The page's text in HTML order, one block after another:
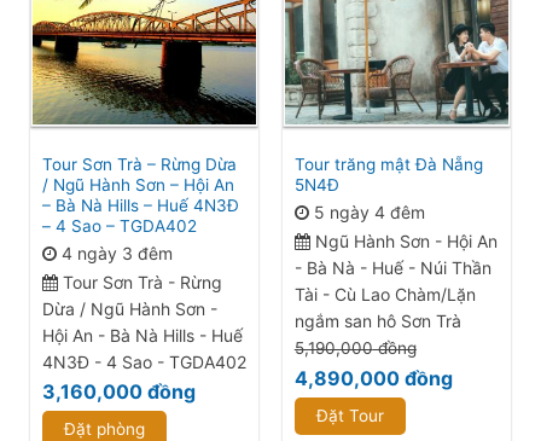
Tour Sơn Trà – Rừng Dừa
/ Ngũ Hành Sơn – Hội An
– Bà Nà Hills – Huế 4N3Đ
– 4 Sao – TGDA402
4 ngày 3 đêm
Tour Sơn Trà - Rừng
Dừa / Ngũ Hành Sơn -
Hội An - Bà Nà Hills - Huế
4N3Đ - 4 Sao - TGDA402
3,160,000đồng
Đặt phòng
Tour trăng mật Đà Nẵng
5N4Đ
5 ngày 4 đêm
Ngũ Hành Sơn - Hội An
- Bà Nà - Huế - Núi Thần
Tài - Cù Lao Chàm/Lặn
ngắm san hô Sơn Trà
5,190,000đồng
4,890,000đồng
Đặt Tour